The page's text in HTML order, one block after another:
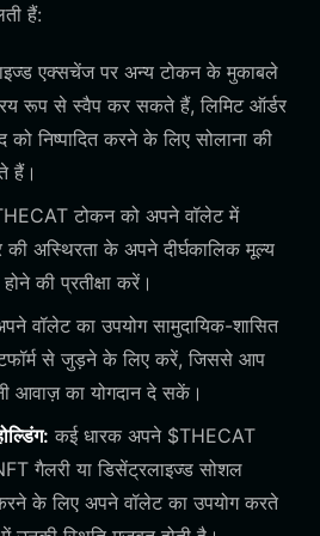
हैं:
एक्सचेंज पर अन्य टोकन के मुकाबले
रूप से स्वैप कर सकते हैं, लिमिट ऑर्डर
को निष्पादित करने के लिए सोलाना की
हैं।
टोकन को अपने वॉलेट में
की अस्थिरता के अपने दीर्घकालिक मूल्य
की प्रतीक्षा करें।
वॉलेट का उपयोग सामुदायिक-शासित
से जुड़ने के लिए करें, जिससे आप
आवाज़ का योगदान दे सकें।
कई धारक अपने $THECAT
गैलरी या डिसेंट्रलाइज्ड सोशल
करने के लिए अपने वॉलेट का उपयोग करते